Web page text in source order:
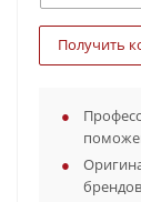
Получить